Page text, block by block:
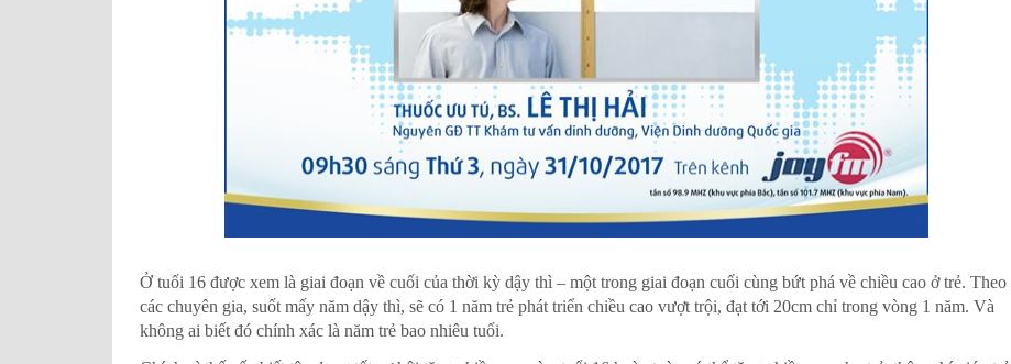
Ở tuổi 16 được xem là giai đoạn về cuối của thời kỳ dậy thì – một trong giai đoạn cuối cùng bứt phá về chiều cao ở trẻ. Theo
các chuyên gia, suốt mấy năm dậy thì, sẽ có 1 năm trẻ phát triển chiều cao vượt trội, đạt tới 20cm chỉ trong vòng 1 năm. Và
không ai biết đó chính xác là năm trẻ bao nhiêu tuổi.